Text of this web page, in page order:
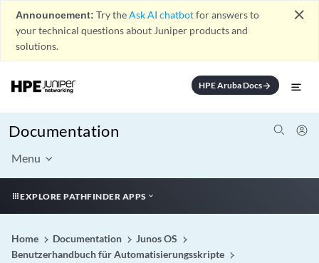
Announcement: Try theAsk AI chatbotfor answers to
your technical questions about Juniper products and
solutions.
close
HPE Aruba Docsarrow_forward
Documentation
Menu
EXPLORE PATHFINDER APPS
Home Documentation
Junos OS
Benutzerhandbuch für Automatisierungsskripte